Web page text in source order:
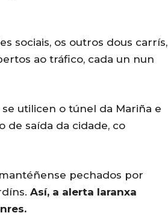
sociais, os outros dous carrís,
ao tráfico, cada un nun
utilicen o túnel da Mariña e
de saída da cidade, co
pechados por
Así, a alerta laranxa